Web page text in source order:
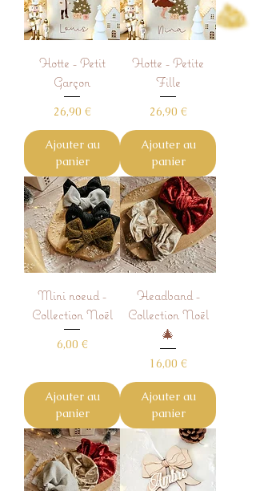
Hotte - Petit
Garçon
Prix
26,90 €
Ajouter au
panier
Hotte - Petite
Fille
Prix
26,90 €
Ajouter au
panier
Mini noeud -
Collection Noël
Prix
6,00 €
Ajouter au
panier
Headband -
Collection Noël
🎄
Prix
16,00 €
Ajouter au
panier